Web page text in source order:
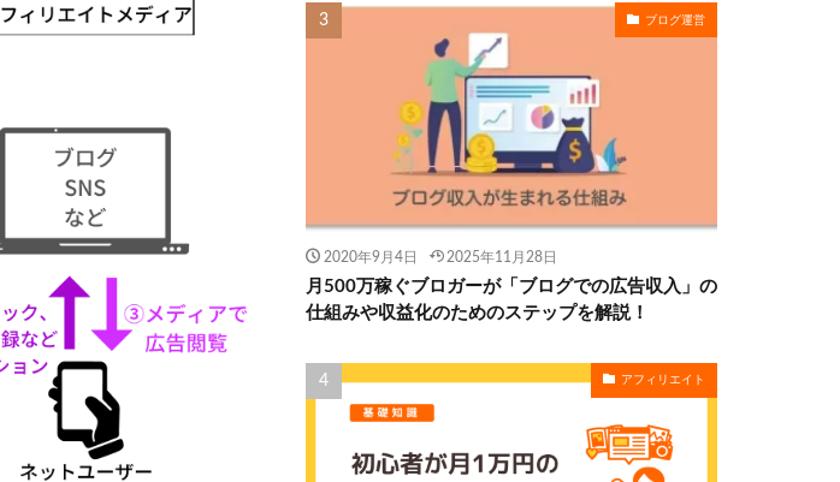
ブログ運営
2020年9月4日 2025年11月28日
月500万稼ぐブロガーが「ブログでの広告収入」の
仕組みや収益化のためのステップを解説！
アフィリエイト